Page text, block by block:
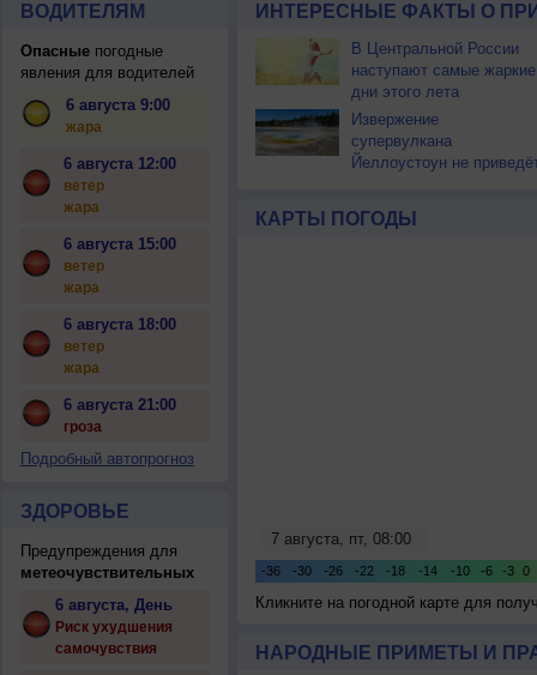
ВОДИТЕЛЯМ
Опасныепогодные
явления для водителей
6 августа 9:00
жара
6 августа 12:00
ветер
жара
6 августа 15:00
ветер
жара
6 августа 18:00
ветер
жара
6 августа 21:00
гроза
Подробный автопрогноз
ЗДОРОВЬЕ
Предупреждения для
метеочувствительных
6 августа, День
Риск ухудшения
самочувствия
ИНТЕРЕСНЫЕ ФАКТЫ О
В Центральной России
наступают самые жаркие
дни этого лета
Извержение
супервулкана
Йеллоустоун не
КАРТЫ ПОГОДЫ
Кликните на погодной карте для
НАРОДНЫЕ ПРИМЕТЫ И